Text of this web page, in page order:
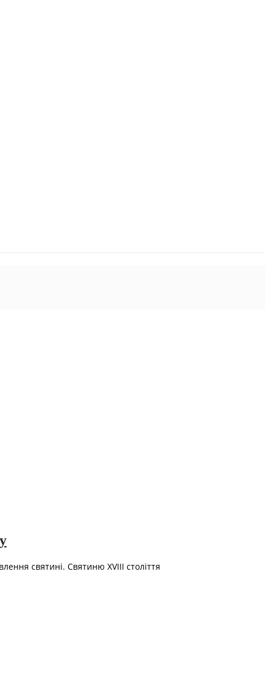
святині. Святиню XVIII століття